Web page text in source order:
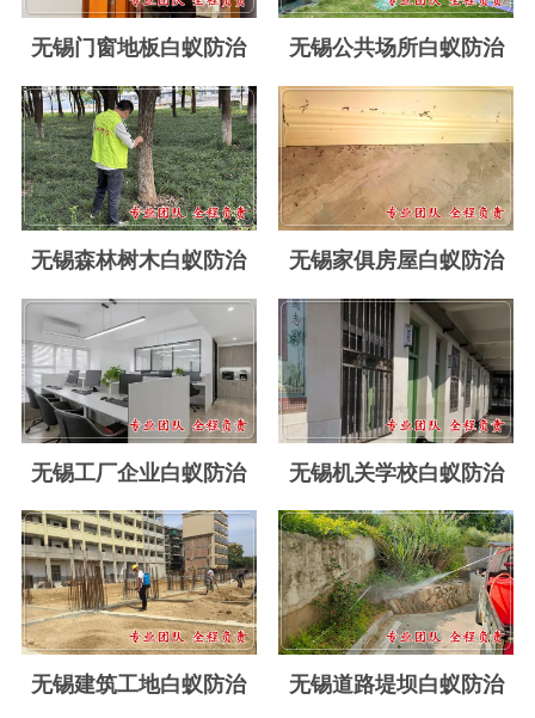
松阳白蚁防治
云和白蚁防治
庆元白蚁防治
景宁白蚁防治
台州白蚁防治
玉环白蚁防治
温岭白蚁防治
临海白蚁防治
三门白蚁防治
天台白蚁防治
仙居白蚁防治
广州白蚁防治
东莞白蚁防治
无锡门窗地板白蚁防治 无锡公共场所白蚁防治
无锡森林树木白蚁防治 无锡家俱房屋白蚁防治
无锡工厂企业白蚁防治 无锡机关学校白蚁防治
无锡建筑工地白蚁防治 无锡道路堤坝白蚁防治